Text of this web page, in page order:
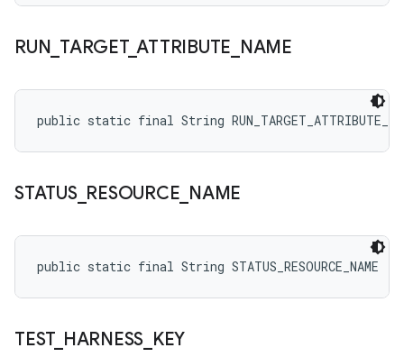
RUN TARGET_ATTRIBUTE NAME
public static final String
STATUS_ RESOURCE NAME
public static final String STATUS_RESOURCE_NAME
TEST_ HARNESS KEY